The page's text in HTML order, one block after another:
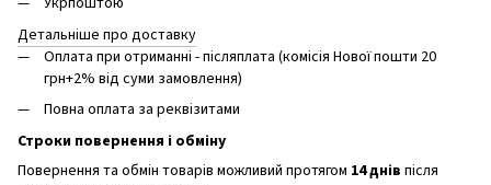
Детальніше про доставку
Оплата при отриманні - післяплата (комісія Нової пошти 20
грн+2% від суми замовлення)
Повна оплата за реквізитами
Строки повернення і обміну
Повернення та обмін товарів можливий протягом 14 днів після